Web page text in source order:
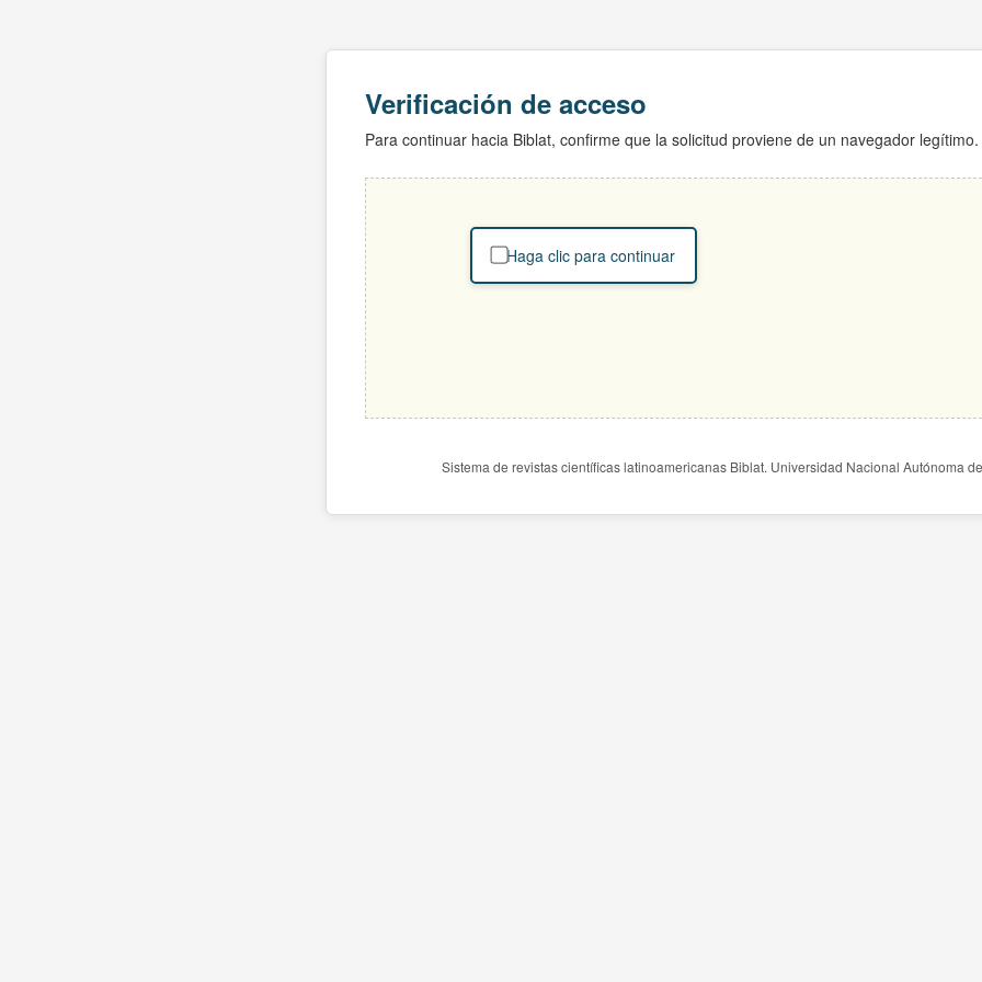
Verificación de acceso
Para continuar hacia Biblat, confirme que la solicitud proviene de un navegador legítimo.
Haga clic para continuar
Sistema de revistas científicas latinoamericanas Biblat. Universidad Nacional Autónoma